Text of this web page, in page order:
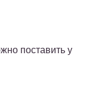
поставить у